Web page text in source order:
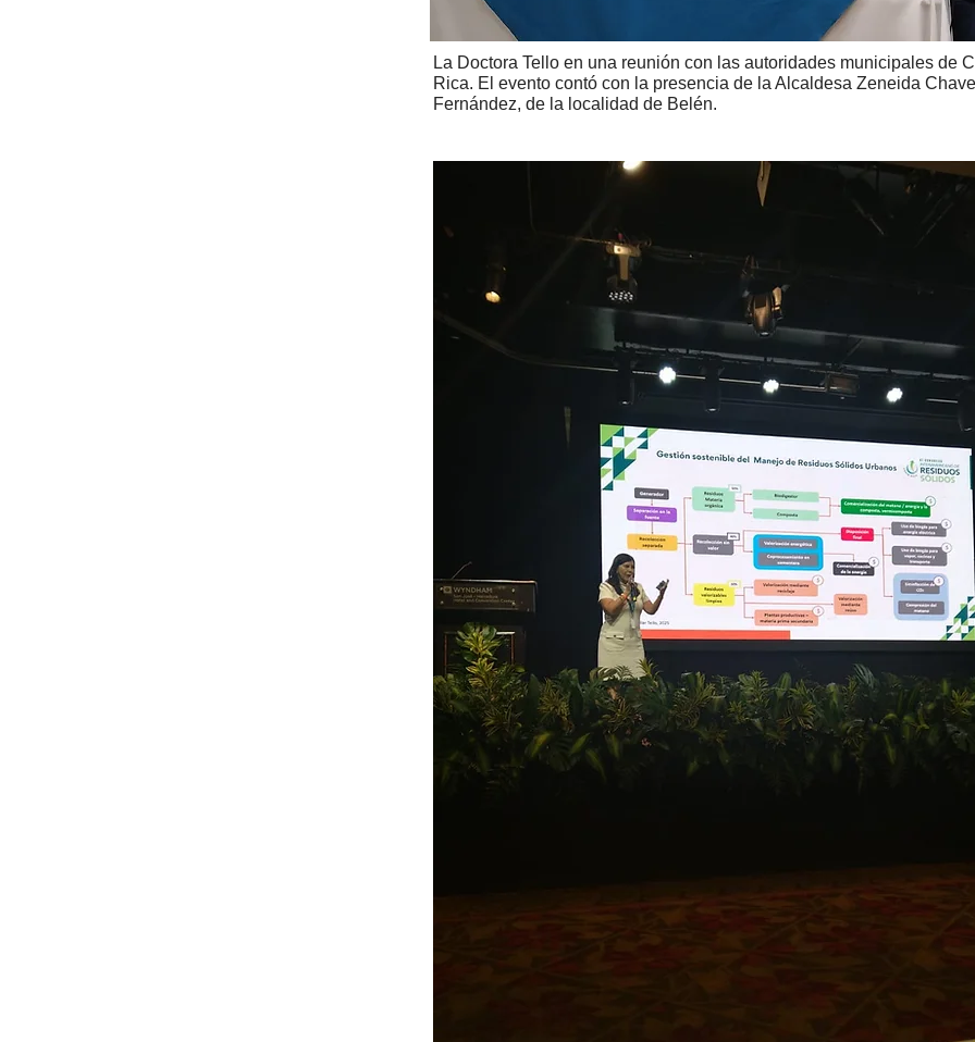
La Doctora Tello en una reunión con las autoridades municipales de
Rica. El evento contó con la presencia de la Alcaldesa Zeneida
Fernández, de la localidad de Belén.